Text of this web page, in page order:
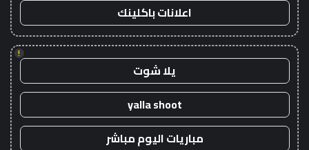
اعلانات باكلينك
!
يلا شوت
yalla shoot
مباريات اليوم مباشر